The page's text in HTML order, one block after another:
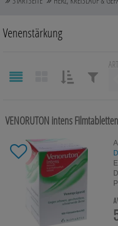
Blase, Niere & Urogenitaltrakt
Haut, Haare & Nägel
Herz, Kreislauf & Gefäße
Magen/Darm & Leber/Galle
Schmerzen
Venenstärkung
VENORUTON intens Filmtabletten